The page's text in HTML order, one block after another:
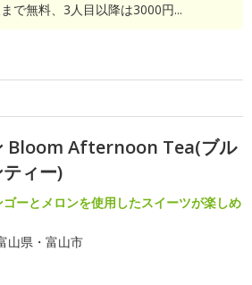
で無料、3人目以降は3000円...
Bloom Afternoon Tea(ブル
ィー)
ゴーとメロンを使用したスイーツが楽しめ
山県・富山市